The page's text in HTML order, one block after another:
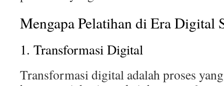
Mengapa Pelatihan di Era Digital
1. Transformasi Digital
Transformasi digital adalah proses